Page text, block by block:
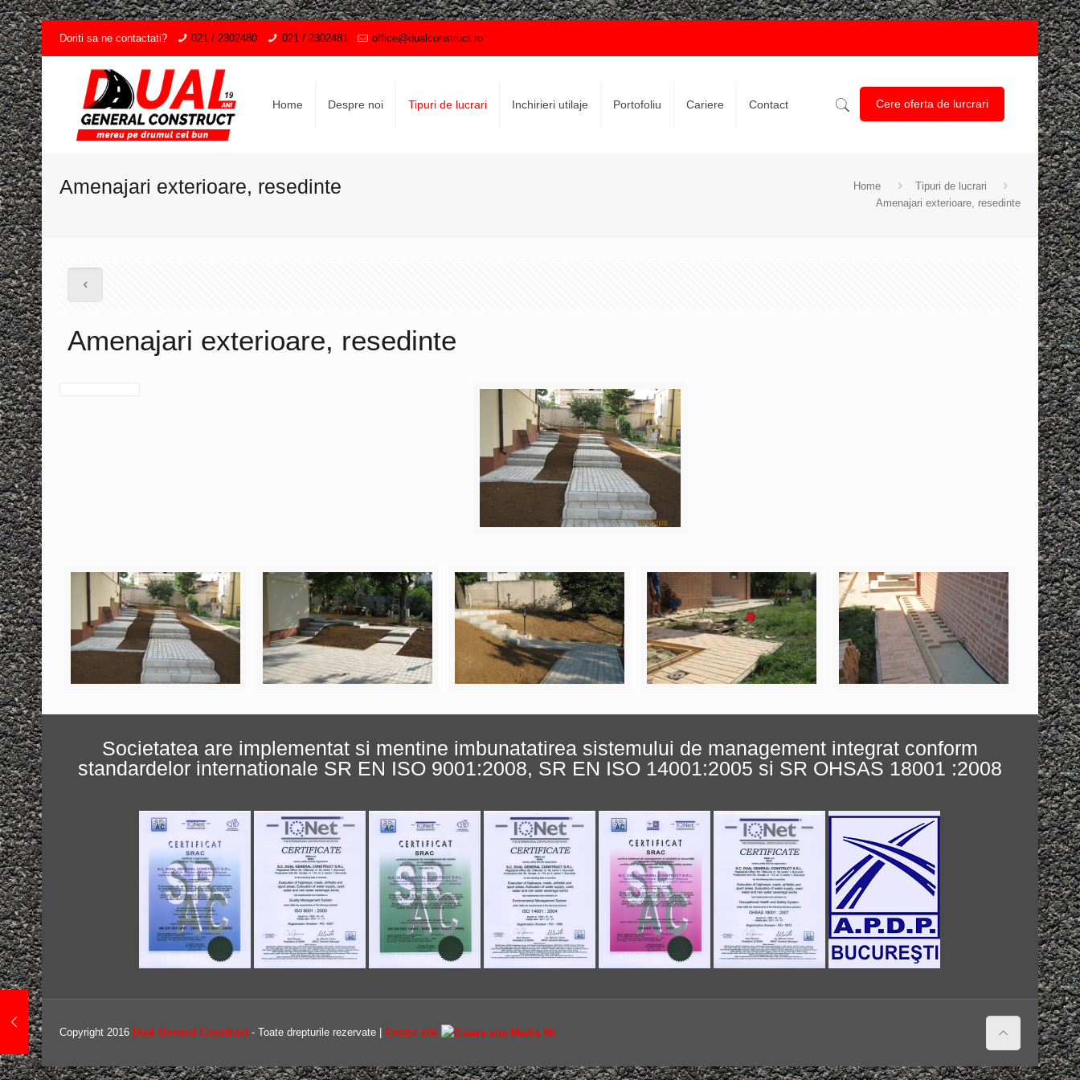
Doriti sa ne contactati? 021 / 2302480 021 / 2302481 office@dualconstruct.ro
Home Despre noi Tipuri de lucrari Inchirieri utilaje Portofoliu Cariere Contact Cere oferta de lurcrari
Amenajari exterioare, resedinte Home
Tipuri de lucrari
Amenajari exterioare, resedinte
Amenajari exterioare, resedinte
Societatea are implementat si mentine imbunatatirea sistemului de management integrat conform
standardelor internationale SR EN ISO 9001:2008, SR EN ISO 14001:2005 si SR OHSAS 18001 :2008
Copyright 2016 Dual General Construct - Toate drepturile rezervate |Creare site